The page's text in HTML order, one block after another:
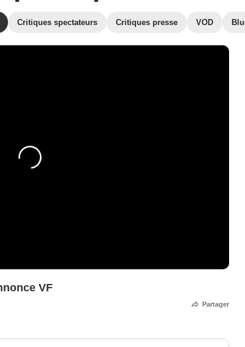
Critiques spectateurs Critiques presse VOD
VF
Partager